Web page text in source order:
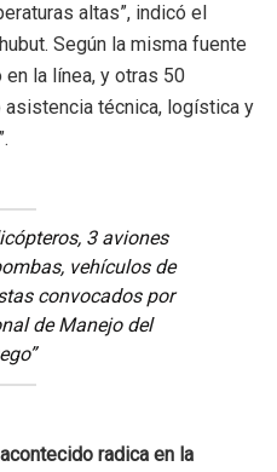
altas”, indicó el
Según la misma fuente
en la línea, y otras 50
técnica, logística y
3 aviones
vehículos de
convocados por
de Manejo del
radica en la